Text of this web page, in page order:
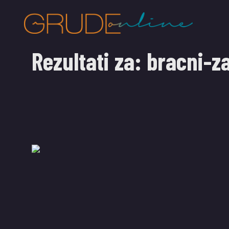
Rezultati za: bracni-